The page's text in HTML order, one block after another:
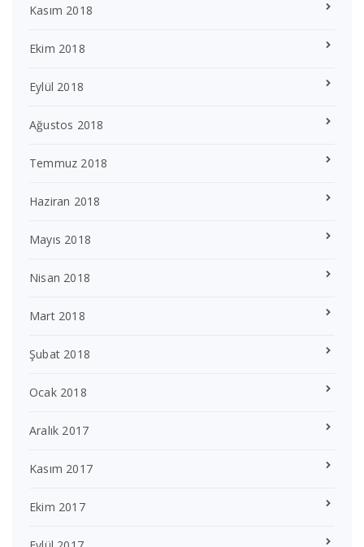
Kasım 2018
Ekim 2018
Eylül 2018
Ağustos 2018
Temmuz 2018
Haziran 2018
Mayıs 2018
Nisan 2018
Mart 2018
Şubat 2018
Ocak 2018
Aralık 2017
Kasım 2017
Ekim 2017